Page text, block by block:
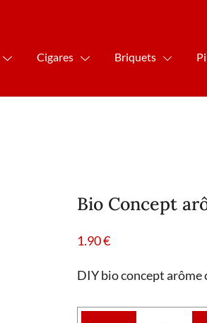
Cigares Briquets
Bio Concept
1.90€
DIY bio concept arôme